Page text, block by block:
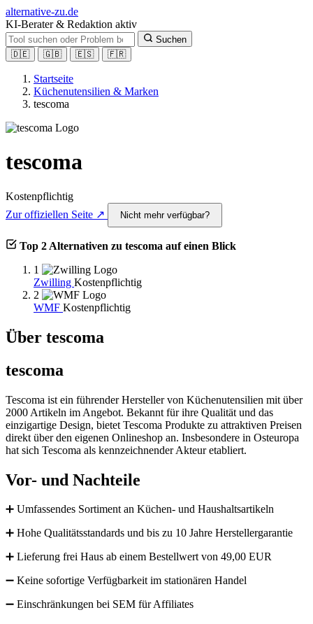
alternative-zu.de
KI-Berater & Redaktion aktiv
Suchen
🇩🇪
🇬🇧 🇪🇸 🇫🇷
Startseite
Küchenutensilien & Marken
tescoma
tescoma
Kostenpflichtig
Zur offiziellen Seite ↗
Nicht mehr verfügbar?
Top 2 Alternativen zu tescoma auf einen Blick
1
Zwilling Kostenpflichtig
2
WMF Kostenpflichtig
Über tescoma
tescoma
Tescoma ist ein führender Hersteller von Küchenutensilien mit über
2000 Artikeln im Angebot. Bekannt für ihre Qualität und das
einzigartige Design, bietet Tescoma Produkte zu attraktiven Preisen
direkt über den eigenen Onlineshop an. Insbesondere in Osteuropa
hat sich Tescoma als kennzeichnender Akteur etabliert.
Vor- und Nachteile
➕ Umfassendes Sortiment an Küchen- und Haushaltsartikeln
➕ Hohe Qualitätsstandards und bis zu 10 Jahre Herstellergarantie
➕ Lieferung frei Haus ab einem Bestellwert von 49,00 EUR
➖ Keine sofortige Verfügbarkeit im stationären Handel
➖ Einschränkungen bei SEM für Affiliates